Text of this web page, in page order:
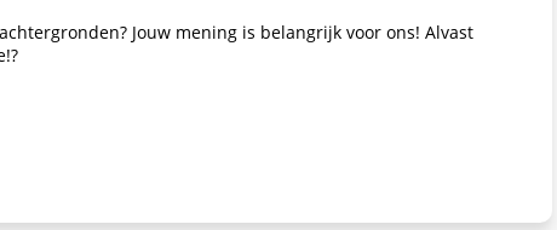
Jouw mening is belangrijk voor ons! Alvast